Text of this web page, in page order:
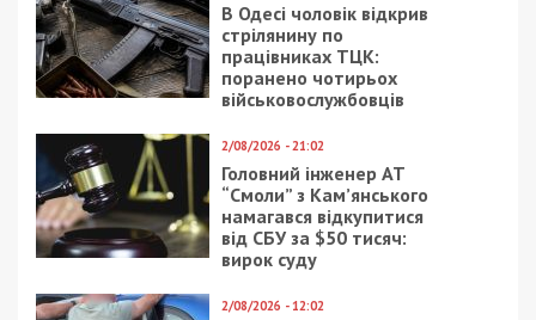
В Одесі чоловік відкрив
стрілянину по
працівниках ТЦК:
поранено чотирьох
військовослужбовців
2/08/2026 - 21:02
Головний інженер АТ
“Смоли” з Кам’янського
намагався відкупитися
від СБУ за $50 тисяч:
вирок суду
2/08/2026 - 12:02